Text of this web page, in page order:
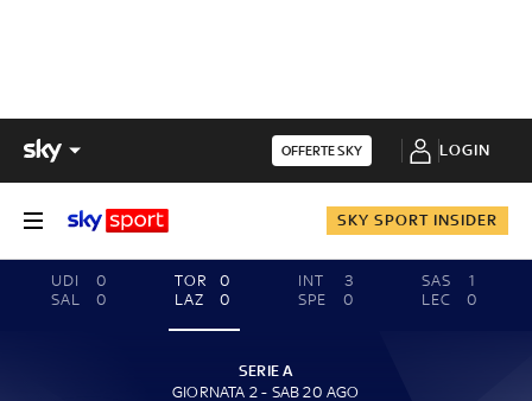
OFFERTE SKY LOGIN
SKY SPORT INSIDER
UDI
0
SAL
0
TOR
0
LAZ
0
INT
3
SPE
0
SAS
1
LEC
0
SERIE A
GIORNATA 2 - SAB 20 AGO